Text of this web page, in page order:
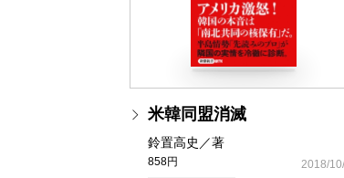
米韓同盟消滅
鈴置高史／著
858円
2018/